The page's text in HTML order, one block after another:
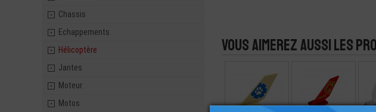
Chassis
Echappements
Hélicoptère
Jantes
Moteur
Motos
Vous aimerez aussi les